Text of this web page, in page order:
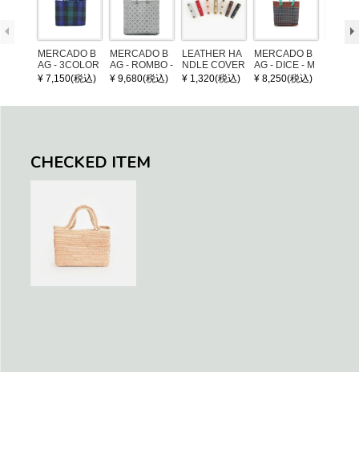
MERCADO B
AG - 3COLOR
S CHECK - Bl
¥ 7,150(税込)
MERCADO B
AG - ROMBO -
LONG HANDL
¥ 9,680(税込)
LEATHER HA
NDLE COVER
¥ 1,320(税込)
MERCADO B
AG - DICE - M
OSAIC - Copp
¥ 8,250(税込)
CHECKED ITEM